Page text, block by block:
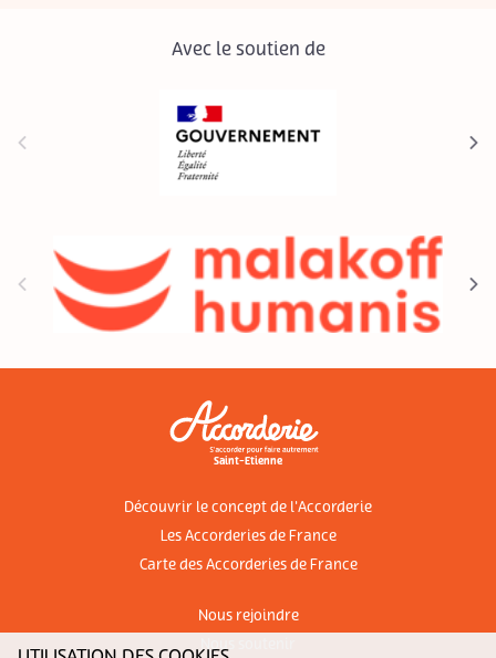
Avec le soutien de
Saint-Etienne
Découvrir le concept de l'Accorderie
Les Accorderies de France
Carte des Accorderies de France
Nous rejoindre
Nous soutenir